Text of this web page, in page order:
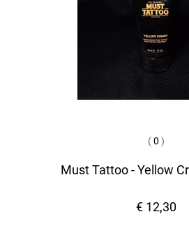
(0 )
Must Tattoo - Yellow
€ 12,30